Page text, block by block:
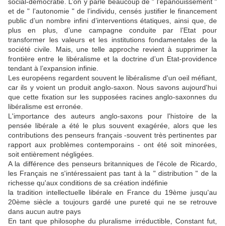
et de " l’autonomie " de l’individu, censés justifier le financement
public d’un nombre infini d’interventions étatiques, ainsi que, de
plus en plus, d’une campagne conduite par l’Etat pour
transformer les valeurs et les institutions fondamentales de la
société civile. Mais, une telle approche revient à supprimer la
frontière entre le libéralisme et la doctrine d’un Etat-providence
tendant à l’expansion infinie.
Les européens regardent souvent le libéralisme d'un oeil méfiant,
car ils y voient un produit anglo-saxon. Nous savons aujourd'hui
que cette fixation sur les supposées racines anglo-saxonnes du
libéralisme est erronée.
L'importance des auteurs anglo-saxons pour l'histoire de la
pensée libérale a été le plus souvent exagérée, alors que les
contributions des penseurs français -souvent très pertinentes par
rapport aux problèmes contemporains - ont été soit minorées,
soit entièrement négligées.
A la différence des penseurs britanniques de l'école de Ricardo,
les Français ne s'intéressaient pas tant à la " distribution " de la
richesse qu'aux conditions de sa création indéfinie
la tradition intellectuelle libérale en France du 19ème jusqu'au
20ème siècle a toujours gardé une pureté qui ne se retrouve
dans aucun autre pays
En tant que philosophe du pluralisme irréductible, Constant fut,